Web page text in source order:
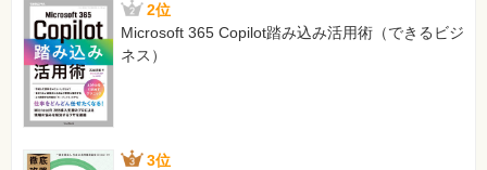
2位
Microsoft 365 Copilot踏み込み活用術（できるビジ
ネス）
3位